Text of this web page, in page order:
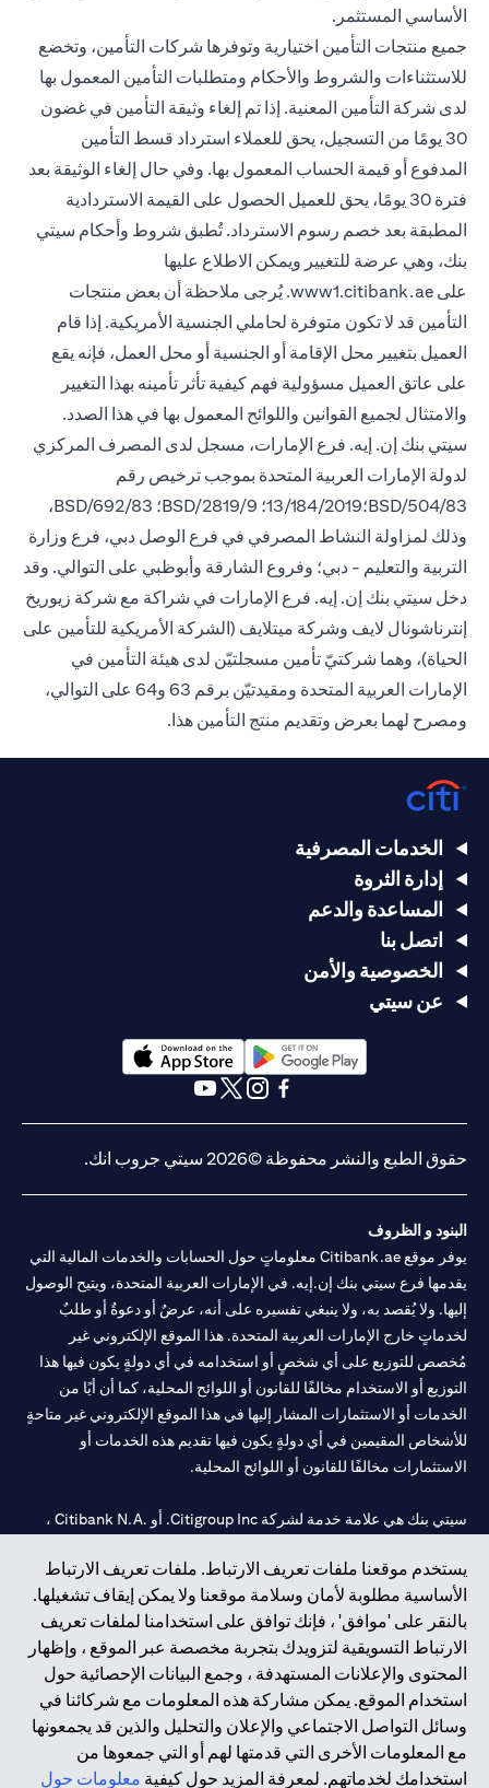
الأساسي المستثمر.
جميع منتجات التأمين اختيارية وتوفرها شركات التأمين، وتخضع
للاستثناءات والشروط والأحكام ومتطلبات التأمين المعمول بها
لدى شركة التأمين المعنية. إذا تم إلغاء وثيقة التأمين في غضون
30 يومًا من التسجيل، يحق للعملاء استرداد قسط التأمين
المدفوع أو قيمة الحساب المعمول بها. وفي حال إلغاء الوثيقة بعد
فترة 30 يومًا، يحق للعميل الحصول على القيمة الاستردادية
المطبقة بعد خصم رسوم الاسترداد. تُطبق شروط وأحكام سيتي
بنك، وهي عرضة للتغيير ويمكن الاطلاع عليها
على www1.citibank.ae
(opens in a new tab). يُرجى ملاحظة أن بعض منتجات
التأمين قد لا تكون متوفرة لحاملي الجنسية الأمريكية. إذا قام
العميل بتغيير محل الإقامة أو الجنسية أو محل العمل، فإنه يقع
على عاتق العميل مسؤولية فهم كيفية تأثر تأمينه بهذا التغيير
والامتثال لجميع القوانين واللوائح المعمول بها في هذا الصدد.
سيتي بنك إن. إيه. فرع الإمارات، مسجل لدى المصرف المركزي
لدولة الإمارات العربية المتحدة بموجب ترخيص رقم
BSD/504/83؛13/184/2019؛ BSD/2819/9؛ BSD/692/83،
وذلك لمزاولة النشاط المصرفي في فرع الوصل دبي، فرع وزارة
التربية والتعليم - دبي؛ وفروع الشارقة وأبوظبي على التوالي. وقد
دخل سيتي بنك إن. إيه. فرع الإمارات في شراكة مع شركة زيوريخ
إنترناشونال لايف وشركة ميتلايف (الشركة الأمريكية للتأمين على
الحياة)، وهما شركتيّ تأمين مسجلتيّن لدى هيئة التأمين في
الإمارات العربية المتحدة ومقيدتيّن برقم 63 و64 على التوالي،
ومصرح لهما بعرض وتقديم منتج التأمين هذا.
يستخدم موقعنا ملفات تعريف الارتباط. ملفات تعريف الارتباط
الأساسية مطلوبة لأمان وسلامة موقعنا ولا يمكن إيقاف تشغيلها.
بالنقر على 'موافق' ، فإنك توافق على استخدامنا لملفات تعريف
الارتباط التسويقية لتزويدك بتجربة مخصصة عبر الموقع ، وإظهار
المحتوى والإعلانات المستهدفة ، وجمع البيانات الإحصائية حول
استخدام الموقع. يمكن مشاركة هذه المعلومات مع شركائنا في
وسائل التواصل الاجتماعي والإعلان والتحليل والذين قد يجمعونها
مع المعلومات الأخرى التي قدمتها لهم أو التي جمعوها من
استخدامك لخدماتهم. لمعرفة المزيد حول كيفية معلومات حول
الخدمات المصرفية
إدارة الثروة
المساعدة والدعم
اتصل بنا
الخصوصية والأمن
عن سيتي
(opens in a new tab)
حقوق الطبع والنشر محفوظة ©2026 سيتي جروب انك.
البنود و الظروف
يوفر موقع Citibank.ae معلوماتٍ حول الحسابات والخدمات المالية التي
يقدمها فرع سيتي بنك إن.إيه. في الإمارات العربية المتحدة، ويتيح الوصول
إليها. ولا يُقصد به، ولا ينبغي تفسيره على أنه، عرضٌ أو دعوةٌ أو طلبٌ
لخدماتٍ خارج الإمارات العربية المتحدة. هذا الموقع الإلكتروني غير
مُخصص للتوزيع على أي شخصٍ أو استخدامه في أي دولةٍ يكون فيها هذا
التوزيع أو الاستخدام مخالفًا للقانون أو اللوائح المحلية، كما أن أيًا من
الخدمات أو الاستثمارات المشار إليها في هذا الموقع الإلكتروني غير متاحةٍ
للأشخاص المقيمين في أي دولةٍ يكون فيها تقديم هذه الخدمات أو
الاستثمارات مخالفًا للقانون أو اللوائح المحلية.
سيتي بنك هي علامة خدمة لشركة Citigroup Inc. أو .Citibank N.A ،
سيتي بنك إن. إيه. الإمارات مسجل لدى مصرف الإمارات المركزي تحت
أرقام التراخيص 202563 لفرع الوصل في دبي، 531989 لفرع مول
الإمارات في دبي، وCN-1002019لفرع أبوظبي. هاتف: 4000 311 04.
فرع سيتي بنك إن إيه - الإمارات العربية المتحدة مرخص من مصرف
الإمارات العربية المتحدة المركزي كفرع لبنك أجنبي.
سيتي بنك إن إيه الإمارات العربية المتحدة مرخص من هيئة الأوراق المالية
والسلع في الإمارات العربية المتحدة ("SCA") للقيام بالنشاط المالي لـ أ)
الاستشارات المالية والتعريف والترويج بموجب ترخيص رقم